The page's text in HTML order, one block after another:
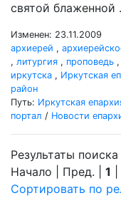
святой блаженной
Изменен: 23.11.2009
архиерей ,
, литургия , проповедь ,
иркутска , Иркутская
район
Путь: Иркутская
портал / Новости
Результаты поиска
Начало | Пред. | 1
Сортировать по